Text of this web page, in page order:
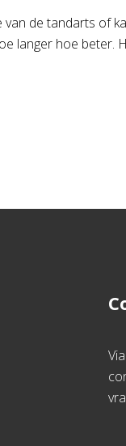
de tandarts of
langer hoe beter.